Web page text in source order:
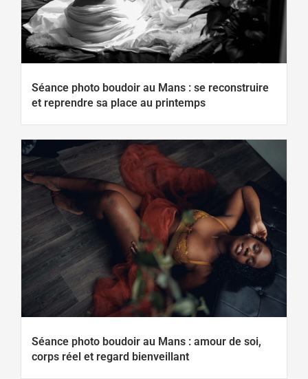
Séance photo boudoir au Mans : se reconstruire
et reprendre sa place au printemps
Séance photo boudoir au Mans : amour de soi,
corps réel et regard bienveillant